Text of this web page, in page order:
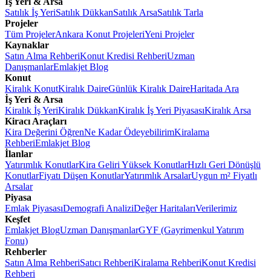
Satılık İş YeriSatılık DükkanSatılık ArsaSatılık Tarla
Projeler
Tüm ProjelerAnkara Konut ProjeleriYeni Projeler
Kaynaklar
Satın Alma RehberiKonut Kredisi RehberiUzman
DanışmanlarEmlakjet Blog
Konut
Kiralık KonutKiralık DaireGünlük Kiralık DaireHaritada Ara
İş Yeri & Arsa
Kiralık İş YeriKiralık DükkanKiralık İş Yeri PiyasasıKiralık Arsa
Kiracı Araçları
Kira Değerini ÖğrenNe Kadar ÖdeyebilirimKiralama
RehberiEmlakjet Blog
İlanlar
Yatırımlık KonutlarKira Geliri Yüksek KonutlarHızlı Geri Dönüşlü
KonutlarFiyatı Düşen KonutlarYatırımlık ArsalarUygun m² Fiyatlı
Arsalar
Piyasa
Emlak PiyasasıDemografi AnaliziDeğer HaritalarıVerilerimiz
Keşfet
Emlakjet BlogUzman DanışmanlarGYF (Gayrimenkul Yatırım
Fonu)
Rehberler
Satın Alma RehberiSatıcı RehberiKiralama RehberiKonut Kredisi
Rehberi